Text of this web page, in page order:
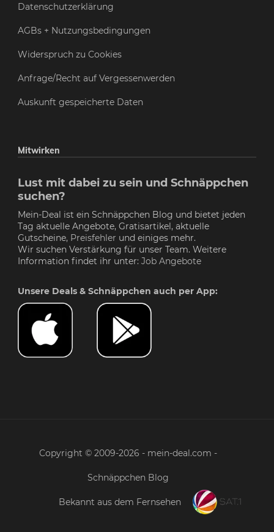
Datenschutzerklärung
AGBs + Nutzungsbedingungen
Widerspruch zu Cookies
Anfrage/Recht auf Vergessenwerden
Auskunft gespeicherte Daten
Mitwirken
Lust mit dabei zu sein und Schnäppchen
suchen?
Mein-Deal ist ein Schnäppchen Blog und bietet jeden
Tag aktuelle Angebote, Gratisartikel, aktuelle
Gutscheine, Preisfehler und einiges mehr.
Wir suchen Verstärkung für unser Team. Weitere
Information findet ihr unter: Job Angebote
Unsere Deals & Schnäppchen auch per App:
Copyright © 2009-2026 - mein-deal.com -
Schnäppchen Blog
Bekannt aus dem Fernsehen